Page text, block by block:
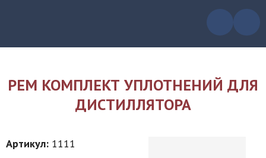
РЕМ КОМПЛЕКТ УПЛОТНЕНИЙ ДЛЯ
ДИСТИЛЛЯТОРА
Артикул: 1111